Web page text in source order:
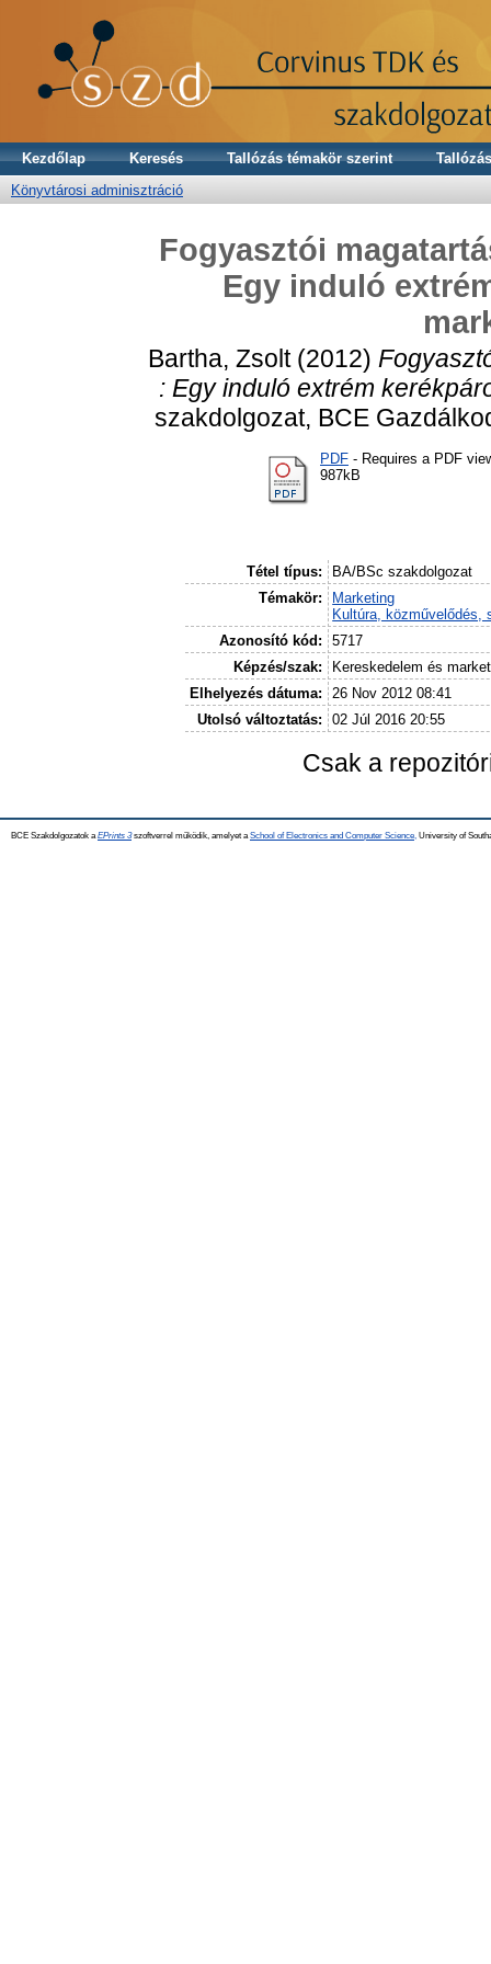
Kezdőlap Keresés Tallózás témakör szerint
Könyvtárosi adminisztráció
Fogyasztói
Egy induló
Bartha, Zsolt(2012)
: Egy induló extrém
szakdolgozat, BCE
PDF - Requires a PDF
987kB
Tétel típus:
BA/BSc szakdolgozat
Témakör:
Marketing
Kultúra, közművelődés,
Azonosító kód:
5717
Képzés/szak:
Kereskedelem és
Elhelyezés dátuma:
26 Nov 2012 08:41
Utolsó változtatás:
02 Júl 2016 20:55
Csak a
BCE Szakdolgozatok a EPrints 3szoftverrel működik, amelyet a School of Electronics and Computer Science, University of